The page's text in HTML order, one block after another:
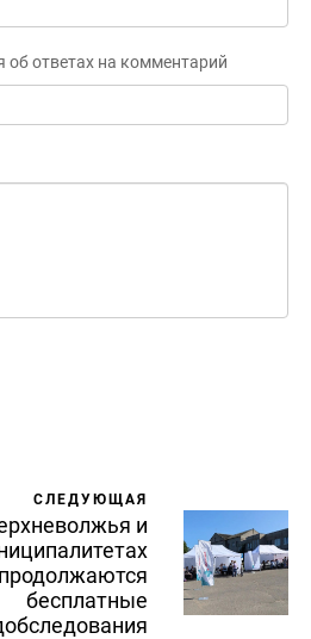
об ответах на комментарий
СЛЕДУЮЩАЯ
и
продолжаются
бесплатные